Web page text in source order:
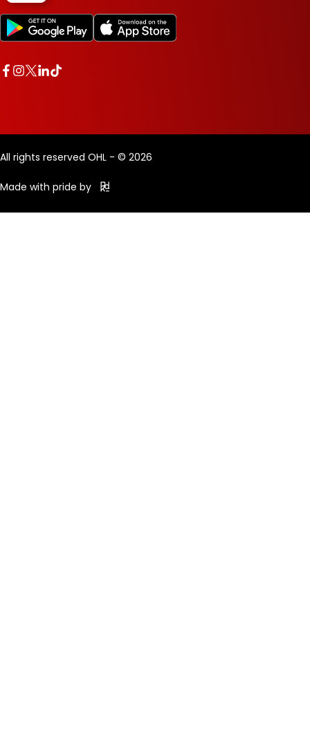
All rights reserved OHL - © 2026
Made with pride by